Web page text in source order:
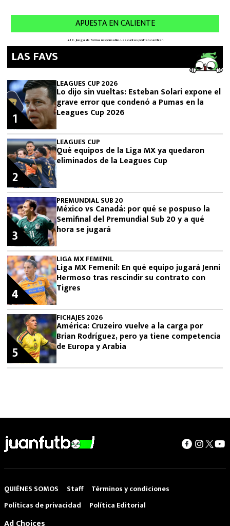
LAS FAVS
LEAGUES CUP 2026
Lo dijo sin vueltas: Esteban Solari expone el
grave error que condenó a Pumas en la
Leagues Cup 2026
1
LEAGUES CUP
Qué equipos de la Liga MX ya quedaron
eliminados de la Leagues Cup
2
PREMUNDIAL SUB 20
México vs Canadá: por qué se pospuso la
Semifinal del Premundial Sub 20 y a qué
hora se jugará
3
LIGA MX FEMENIL
Liga MX Femenil: En qué equipo jugará Jenni
Hermoso tras rescindir su contrato con
Tigres
4
FICHAJES 2026
América: Cruzeiro vuelve a la carga por
Brian Rodríguez, pero ya tiene competencia
de Europa y Arabia
5
QUIÉNES SOMOS Staff
Términos y condiciones
Políticas de privacidad
Política Editorial